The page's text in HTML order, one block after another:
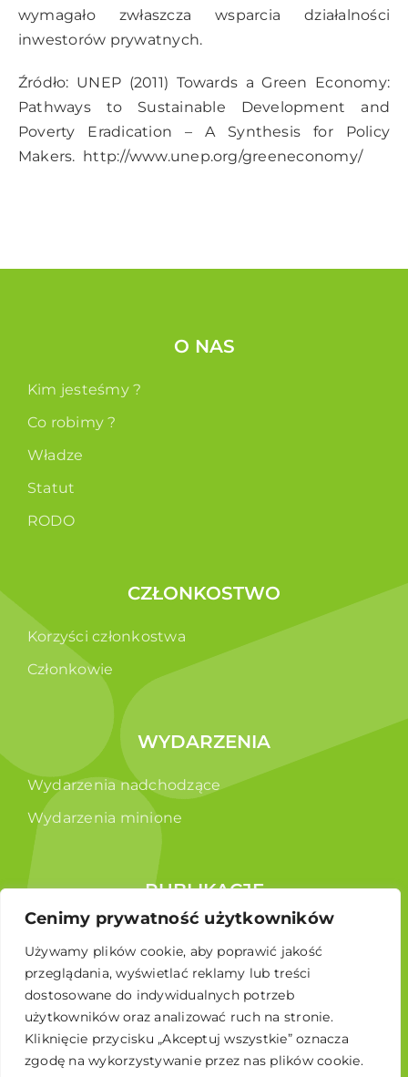
Cenimy prywatność użytkowników
Używamy plików cookie, aby poprawić jakość
przeglądania, wyświetlać reklamy lub treści
dostosowane do indywidualnych potrzeb
użytkowników oraz analizować ruch na stronie.
Kliknięcie przycisku „Akceptuj wszystkie” oznacza
zgodę na wykorzystywanie przez nas plików cookie.
wymagało zwłaszcza wsparcia działalności
inwestorów prywatnych.
Źródło: UNEP (2011) Towards a Green Economy:
Pathways to Sustainable Development and
Poverty Eradication – A Synthesis for Policy
Makers. http://www.unep.org/greeneconomy/
O NAS
Kim jesteśmy ?
Co robimy ?
Władze
Statut
RODO
CZŁONKOSTWO
Korzyści członkostwa
Członkowie
WYDARZENIA
Wydarzenia nadchodzące
Wydarzenia minione
PUBLIKACJE
Raporty
Broszura edukacyjna